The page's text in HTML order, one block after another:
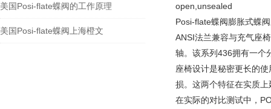
美国Posi-flate蝶阀的工作原理
美国Posi-flate蝶阀上海橙文
open,unsealed
Posi-flate蝶阀膨胀式蝶
ANSI法兰兼容与充气座
轴。该系列436拥有一个
座椅设计是秘密更长的
损。这两个特征在实质
在实际的对比测试中，